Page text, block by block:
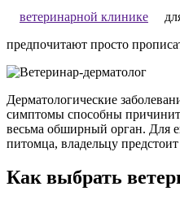
ветеринарной клинике
предпочитают просто
Дерматологические
симптомы способны
весьма обширный орган. Для
питомца, владельцу
Как выбрать